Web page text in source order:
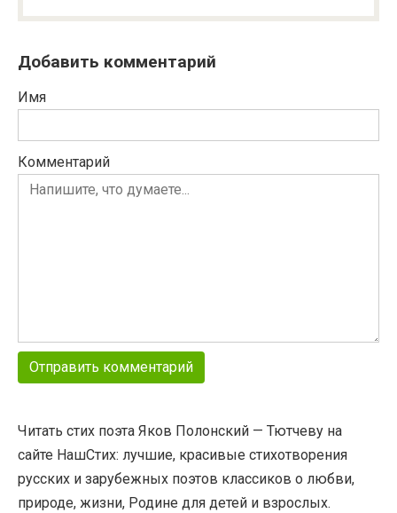
Добавить комментарий
Имя
Комментарий
Читать стих поэта Яков Полонский — Тютчеву на
сайте НашСтих: лучшие, красивые стихотворения
русских и зарубежных поэтов классиков о любви,
природе, жизни, Родине для детей и взрослых.